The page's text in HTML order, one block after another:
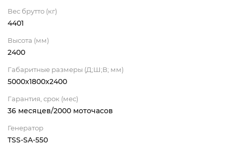
Вес брутто (кг)
4401
Высота (мм)
2400
Габаритные размеры (Д;Ш;В; мм)
5000x1800x2400
Гарантия, срок (мес)
36 месяцев/2000 моточасов
Генератор
TSS-SA-550